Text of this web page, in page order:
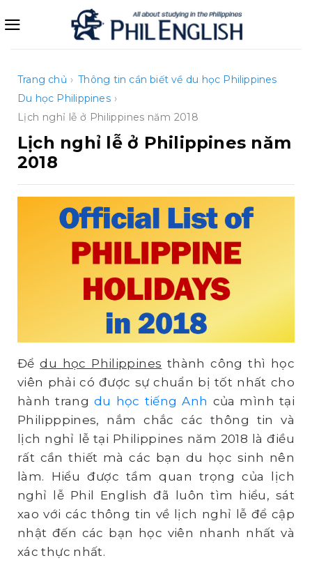
qua
Trang chủ › Thông tin cần biết về du học Philippines
Du học Philippines ›
Lịch nghỉ lễ ở Philippines năm 2018
Lịch nghỉ lễ ở Philippines năm
2018
Đểdu học Philippines thành công thì học
viên phải có được sự chuẩn bị tốt nhất cho
hành trangdu học tiếng Anh của mình tại
Philipppines, nắm chắc các thông tin và
lịch nghỉ lễ tại Philippines năm 2018 là điều
rất cần thiết mà các bạn du học sinh nên
làm. Hiểu được tầm quan trọng của lịch
nghỉ lễ Phil English đã luôn tìm hiểu, sát
xao với các thông tin về lịch nghỉ lễ để cập
nhật đến các bạn học viên nhanh nhất và
xác thực nhất.